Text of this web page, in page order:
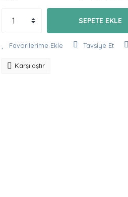
SEPETE EKLE
Tavsiye Et
Karşılaştır